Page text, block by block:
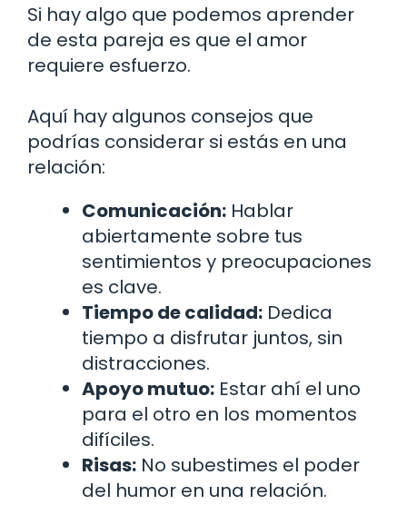
Si hay algo que podemos aprender
de esta pareja es que el amor
requiere esfuerzo.
Aquí hay algunos consejos que
podrías considerar si estás en una
relación:
Comunicación: Hablar
abiertamente sobre tus
sentimientos y preocupaciones
es clave.
Tiempo de calidad: Dedica
tiempo a disfrutar juntos, sin
distracciones.
Apoyo mutuo: Estar ahí el uno
para el otro en los momentos
difíciles.
Risas: No subestimes el poder
del humor en una relación.